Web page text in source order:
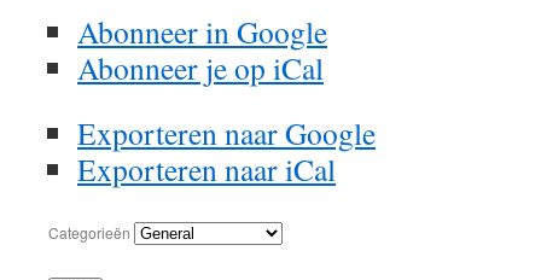
Abonneer inGoogle
Abonneer je op iCal
Exporteren naarGoogle
Exporteren naariCal
Categorieën